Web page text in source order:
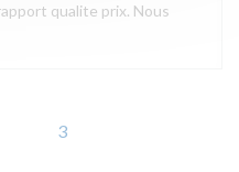
qualite prix. Nous
3